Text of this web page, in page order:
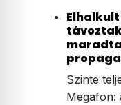
Szinte
Megafon: